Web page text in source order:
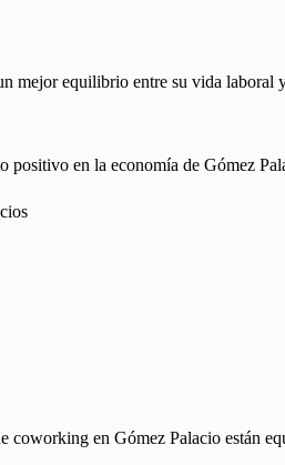
mejor equilibrio entre su vida
positivo en la economía de Gómez
en Gómez Palacio están